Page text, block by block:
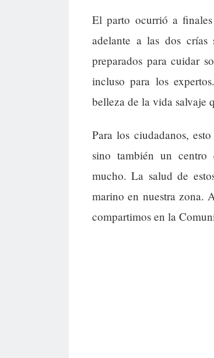
El parto ocurrió a
adelante a las dos crías
preparados para cuidar
incluso para los
belleza de la vida salvaje
Para los ciudadanos,
sino también un centro
mucho. La salud de
marino en nuestra zona.
compartimos en la